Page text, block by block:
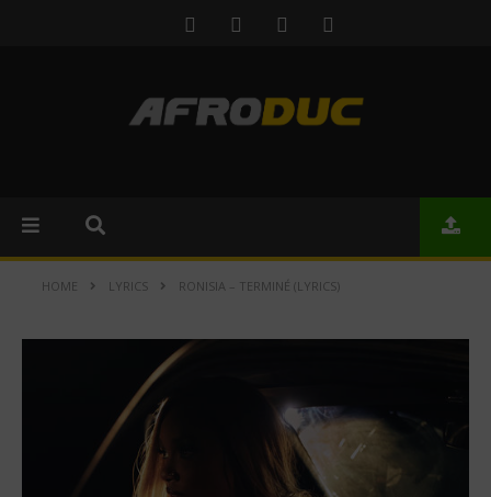
HOME LYRICS RONISIA – TERMINÉ (LYRICS)